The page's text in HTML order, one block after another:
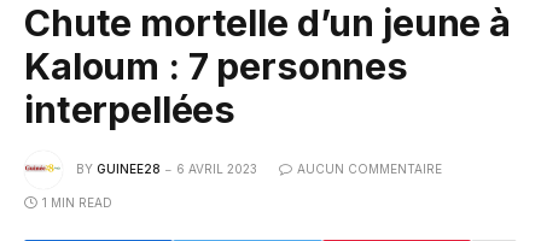
Chute mortelle d’un jeune à
Kaloum : 7 personnes
interpellées
BY GUINEE28 6 AVRIL 2023 AUCUN COMMENTAIRE
1 MIN READ